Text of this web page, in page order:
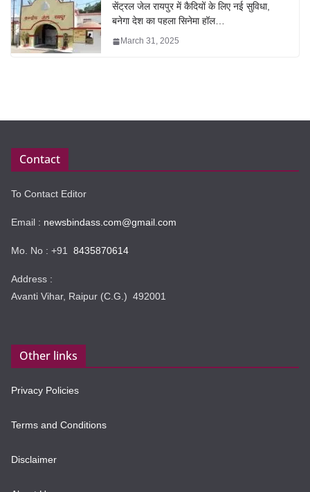
सेंट्रल जेल रायपुर में कैदियों के लिए नई सुविधा,
बनेगा देश का पहला सिनेमा हॉल…
March 31, 2025
Contact
To Contact Editor
Email : newsbindass.com@gmail.com
Mo. No : +91 8435870614
Address :
Avanti Vihar, Raipur (C.G.) 492001
Other links
Privacy Policies
Terms and Conditions
Disclaimer